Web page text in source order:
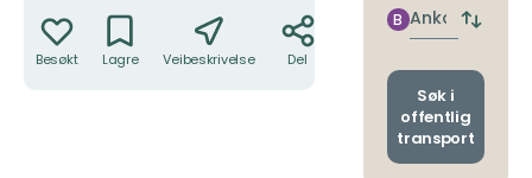
Besøkt Lagre Veibeskrivelse Del
Ankomst
B
Bytt
og
Søk i
offentlig
transport